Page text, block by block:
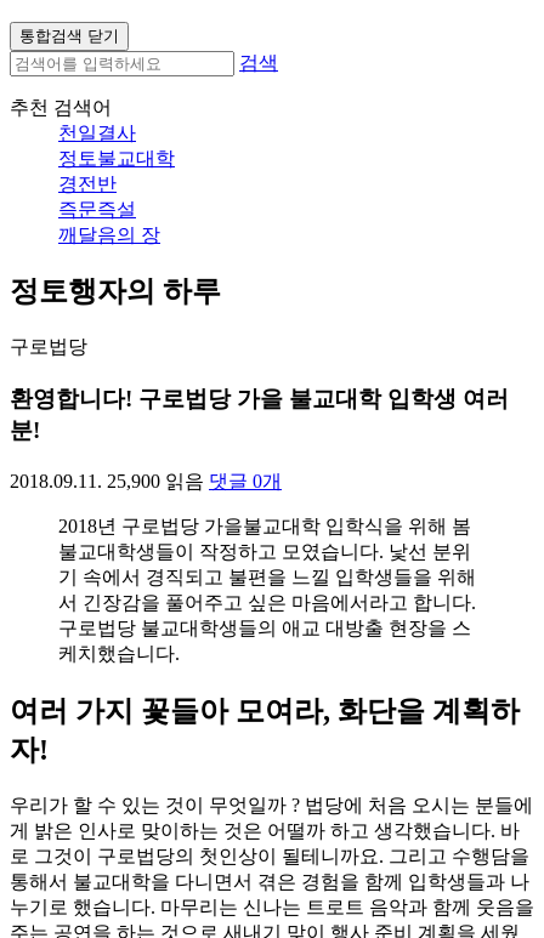
통합검색 닫기
검색
추천 검색어
천일결사
정토불교대학
경전반
즉문즉설
깨달음의 장
정토행자의 하루
구로법당
환영합니다! 구로법당 가을 불교대학 입학생 여러
분!
2018.09.11. 25,900 읽음 댓글 0개
2018년 구로법당 가을불교대학 입학식을 위해 봄
불교대학생들이 작정하고 모였습니다. 낯선 분위
기 속에서 경직되고 불편을 느낄 입학생들을 위해
서 긴장감을 풀어주고 싶은 마음에서라고 합니다.
구로법당 불교대학생들의 애교 대방출 현장을 스
케치했습니다.
여러 가지 꽃들아 모여라, 화단을 계획하
자!
우리가 할 수 있는 것이 무엇일까 ? 법당에 처음 오시는 분들에
게 밝은 인사로 맞이하는 것은 어떨까 하고 생각했습니다. 바
로 그것이 구로법당의 첫인상이 될테니까요. 그리고 수행담을
통해서 불교대학을 다니면서 겪은 경험을 함께 입학생들과 나
누기로 했습니다. 마무리는 신나는 트로트 음악과 함께 웃음을
주는 공연을 하는 것으로 새내기 맞이 행사 준비 계획을 세웠